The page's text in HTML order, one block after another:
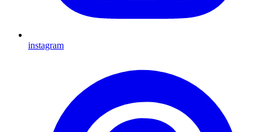
instagram